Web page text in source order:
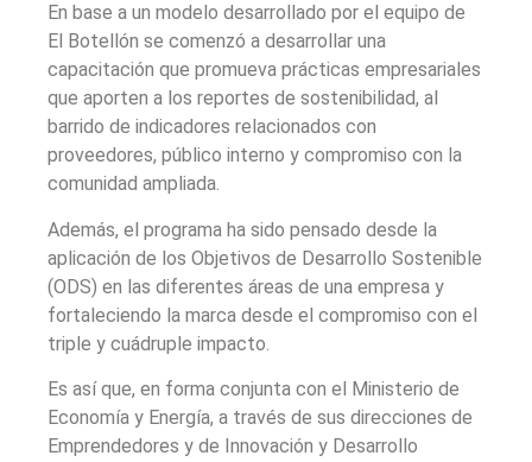
En base a un modelo desarrollado por el equipo de
El Botellón se comenzó a desarrollar una
capacitación que promueva prácticas empresariales
que aporten a los reportes de sostenibilidad, al
barrido de indicadores relacionados con
proveedores, público interno y compromiso con la
comunidad ampliada.
Además, el programa ha sido pensado desde la
aplicación de los Objetivos de Desarrollo Sostenible
(ODS) en las diferentes áreas de una empresa y
fortaleciendo la marca desde el compromiso con el
triple y cuádruple impacto.
Es así que, en forma conjunta con el Ministerio de
Economía y Energía, a través de sus direcciones de
Emprendedores y de Innovación y Desarrollo